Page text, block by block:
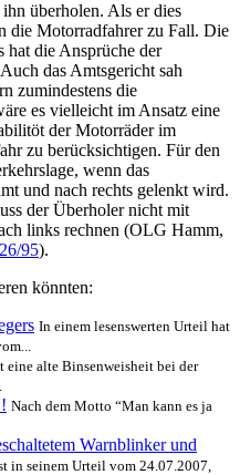
überholen. Als er dies
die Motorradfahrer zu Fall. Die
hat die Ansprüche der
das Amtsgericht sah
zumindestens die
es vielleicht im Ansatz eine
der Motorräder im
zu berücksichtigen. Für den
wenn das
und nach rechts gelenkt wird.
der Überholer nicht mit
links rechnen (OLG Hamm,
95).
könnten:
In einem lesenswerten Urteil hat
eine alte Binsenweisheit bei der
Nach dem Motto “Man kann es ja
Warnblinker und
in seinem Urteil vom 24.07.2007,